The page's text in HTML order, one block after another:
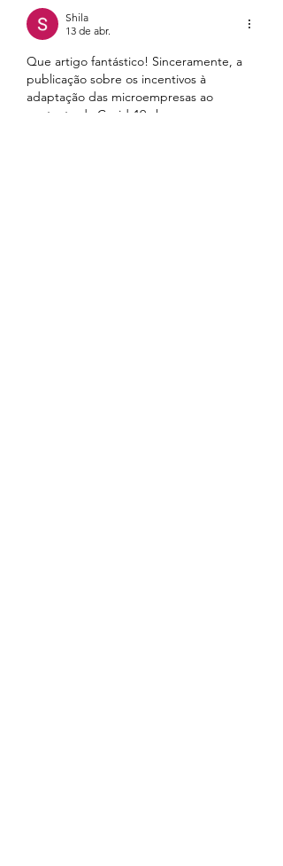
Shila
13 de abr.
Que artigo fantástico! Sinceramente, a
publicação sobre os incentivos à
adaptação das microempresas ao
contexto da Covid-19 chegou em um